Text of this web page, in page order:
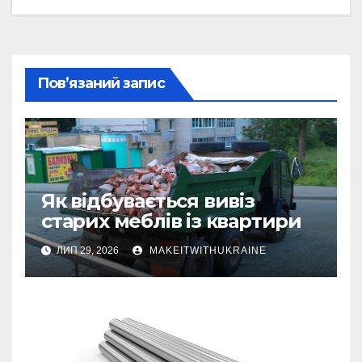
Пов’язаний запис
Як відбувається вивіз
старих меблів із квартири
ЛИП 29, 2026 MAKEITWITHUKRAINE